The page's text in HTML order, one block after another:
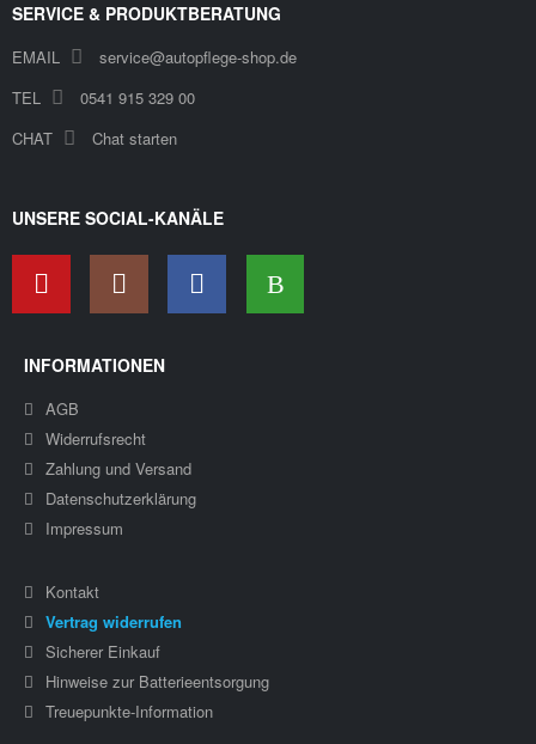
SERVICE & PRODUKTBERATUNG
EMAIL
service@autopflege-shop.de
TEL
0541 915 329 00
CHAT
Chat starten
UNSERE SOCIAL-KANÄLE
INFORMATIONEN
AGB
Widerrufsrecht
Zahlung und Versand
Datenschutzerklärung
Impressum
Kontakt
Vertrag widerrufen
Sicherer Einkauf
Hinweise zur Batterieentsorgung
Treuepunkte-Information